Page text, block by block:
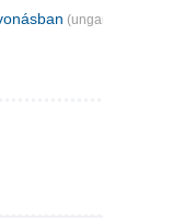
(ungarsk)